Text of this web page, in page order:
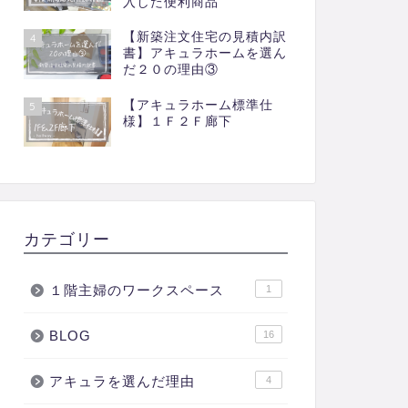
4
【新築注文住宅の見積内訳
書】アキュラホームを選ん
だ２０の理由③
5
【アキュラホーム標準仕
様】１Ｆ２Ｆ廊下
カテゴリー
１階主婦のワークスペース 1
BLOG 16
アキュラを選んだ理由 4